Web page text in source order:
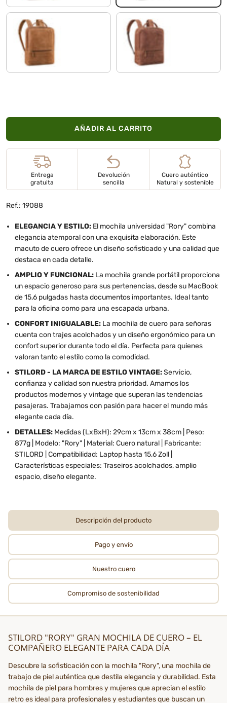
taranto - marrón messina - marrón
AÑADIR AL CARRITO
Entrega
gratuita
Devolución
sencilla
Cuero auténtico
Natural y sostenible
Ref.: 19088
ELEGANCIA Y ESTILO: El mochila universidad "Rory" combina
elegancia atemporal con una exquisita elaboración. Este
macuto de cuero ofrece un diseño sofisticado y una calidad que
destaca en cada detalle.
AMPLIO Y FUNCIONAL: La mochila grande portátil proporciona
un espacio generoso para sus pertenencias, desde su MacBook
de 15,6 pulgadas hasta documentos importantes. Ideal tanto
para la oficina como para una escapada urbana.
CONFORT INIGUALABLE: La mochila de cuero para señoras
cuenta con trajes acolchados y un diseño ergonómico para un
confort superior durante todo el día. Perfecta para quienes
valoran tanto el estilo como la comodidad.
STILORD - LA MARCA DE ESTILO VINTAGE:Servicio,
confianza y calidad son nuestra prioridad. Amamos los
productos modernos y vintage que superan las tendencias
pasajeras. Trabajamos con pasión para hacer el mundo más
elegante cada día.
DETALLES: Medidas (LxBxH): 29cm x 13cm x 38cm | Peso:
877g | Modelo: "Rory" | Material: Cuero natural | Fabricante:
STILORD | Compatibilidad: Laptop hasta 15,6 Zoll |
Características especiales: Traseiros acolchados, amplio
espacio, diseño elegante.
Descripción del producto
Pago y envío
Nuestro cuero
Compromiso de sostenibilidad
STILORD "RORY" GRAN MOCHILA DE CUERO – EL
COMPAÑERO ELEGANTE PARA CADA DÍA
Descubre la sofisticación con la mochila "Rory", una mochila de
trabajo de piel auténtica que destila elegancia y durabilidad. Esta
mochila de piel para hombres y mujeres que aprecian el estilo
retro es ideal para profesionales y estudiantes que buscan un